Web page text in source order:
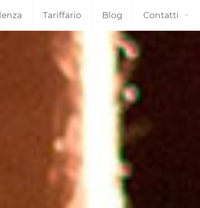
Tariffario Blog Contatti